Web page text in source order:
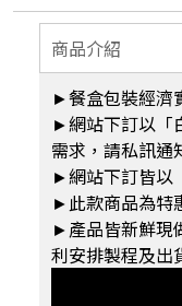
商品介紹
►餐盒包裝經濟
►網站下訂以「
需求，請私訊通
►網站下訂皆以
►此款商品為特
►產品皆新鮮現
利安排製程及出